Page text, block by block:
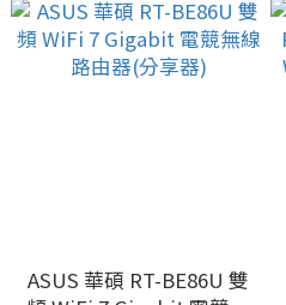
ASUS 華碩 RT-BE86U 雙